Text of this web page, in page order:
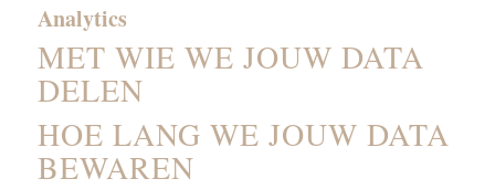
Analytics
MET WIE WE JOUW DATA
DELEN
HOE LANG WE JOUW DATA
BEWAREN